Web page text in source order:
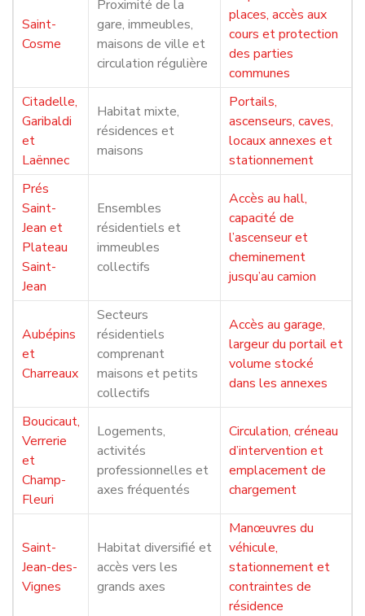
Saint-
Cosme
Proximité de la
gare, immeubles,
maisons de ville et
circulation régulière
places, accès aux
cours et protection
des parties
communes
Citadelle,
Garibaldi
et
Laënnec
Habitat mixte,
résidences et
maisons
Portails,
ascenseurs, caves,
locaux annexes et
stationnement
Prés
Saint-
Jean et
Plateau
Saint-
Jean
Ensembles
résidentiels et
immeubles
collectifs
Accès au hall,
capacité de
l’ascenseur et
cheminement
jusqu’au camion
Aubépins
et
Charreaux
Secteurs
résidentiels
comprenant
maisons et petits
collectifs
Accès au garage,
largeur du portail et
volume stocké
dans les annexes
Boucicaut,
Verrerie
et
Champ-
Fleuri
Logements,
activités
professionnelles et
axes fréquentés
Circulation, créneau
d’intervention et
emplacement de
chargement
Saint-
Jean-des-
Vignes
Habitat diversifié et
accès vers les
grands axes
Manœuvres du
véhicule,
stationnement et
contraintes de
résidence